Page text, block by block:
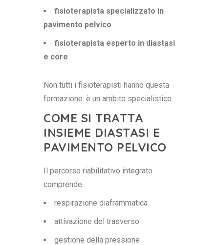
fisioterapista specializzato in
pavimento pelvico
fisioterapista esperto in diastasi
e core
Non tutti i fisioterapisti hanno questa
formazione: è un ambito specialistico.
COME SI TRATTA
INSIEME DIASTASI E
PAVIMENTO PELVICO
Il percorso riabilitativo integrato
comprende:
respirazione diaframmatica
attivazione del trasverso
gestione della pressione